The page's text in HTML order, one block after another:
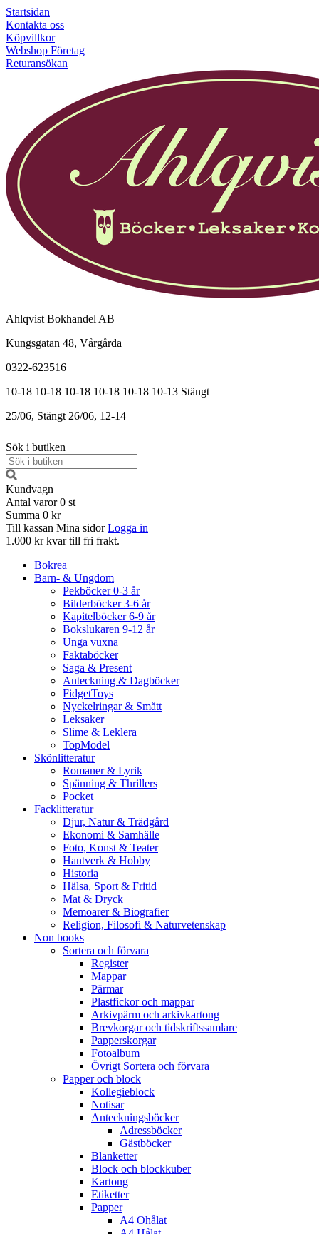
Startsidan
Kontakta oss
Köpvillkor
Webshop Företag
Returansökan
Ahlqvist Bokhandel AB
Kungsgatan 48, Vårgårda
0322-623516
10-18 10-18 10-18 10-18 10-18 10-13 Stängt
25/06, Stängt 26/06, 12-14
Sök i butiken
Kundvagn
Antal varor 0 st
Summa 0 kr
Till kassan Mina sidor Logga in
1.000 kr kvar till fri frakt.
Bokrea
Barn- & Ungdom
Pekböcker 0-3 år
Bilderböcker 3-6 år
Kapitelböcker 6-9 år
Bokslukaren 9-12 år
Unga vuxna
Faktaböcker
Saga & Present
Anteckning & Dagböcker
FidgetToys
Nyckelringar & Smått
Leksaker
Slime & Leklera
TopModel
Skönlitteratur
Romaner & Lyrik
Spänning & Thrillers
Pocket
Facklitteratur
Djur, Natur & Trädgård
Ekonomi & Samhälle
Foto, Konst & Teater
Hantverk & Hobby
Historia
Hälsa, Sport & Fritid
Mat & Dryck
Memoarer & Biografier
Religion, Filosofi & Naturvetenskap
Non books
Sortera och förvara
Register
Mappar
Pärmar
Plastfickor och mappar
Arkivpärm och arkivkartong
Brevkorgar och tidskriftssamlare
Papperskorgar
Fotoalbum
Övrigt Sortera och förvara
Papper och block
Kollegieblock
Notisar
Anteckningsböcker
Adressböcker
Gästböcker
Blanketter
Block och blockkuber
Kartong
Etiketter
Papper
A4 Ohålat